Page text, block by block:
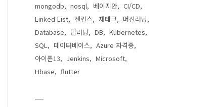
mongodb
nosql 베이지안
CI/CD
Linked List
젠킨스 재테크
머신러닝
Database
딥러닝 DB
Kubernetes
SQL
데이터베이스
Azure 자격증
아이폰13
Jenkins
Microsoft
Hbase
flutter